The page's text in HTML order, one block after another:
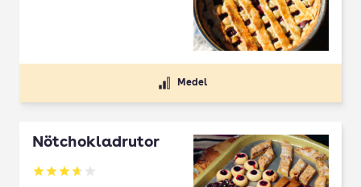
Medel
Nötchokladrutor
Betyg: 3.65 av 5